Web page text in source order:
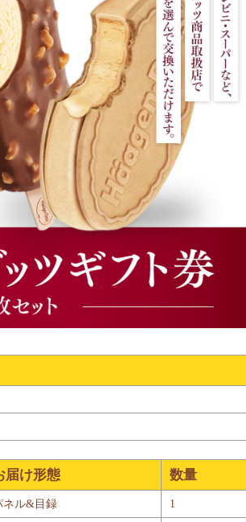
届け形態 数量
ネル&目録 1